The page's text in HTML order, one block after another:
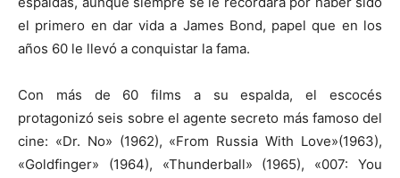
el primero en dar vida a James Bond, papel que en los
años 60 le llevó a conquistar la fama.
Con más de 60 films a su espalda, el escocés
protagonizó seis sobre el agente secreto más famoso del
cine: «Dr. No» (1962), «From Russia With Love»(1963),
«Goldfinger» (1964), «Thunderball» (1965), «007: You